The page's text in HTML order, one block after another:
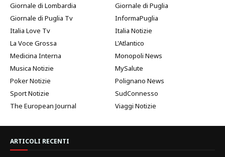
Giornale di Lombardia
Giornale di Puglia
Giornale di Puglia Tv
InformaPuglia
Italia Love Tv
Italia Notizie
La Voce Grossa
L'Atlantico
Medicina Interna
Monopoli News
Musica Notizie
MySalute
Poker Notizie
Polignano News
Sport Notizie
SudConnesso
The European Journal
Viaggi Notizie
ARTICOLI RECENTI